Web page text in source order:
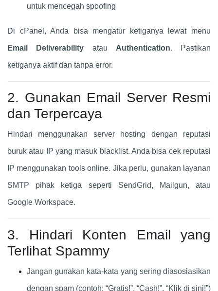
untuk mencegah spoofing
Di cPanel, Anda bisa mengatur ketiganya lewat menu
Email Deliverability atau Authentication. Pastikan
ketiganya aktif dan tanpa error.
2. Gunakan Email Server Resmi
dan Terpercaya
Hindari menggunakan server hosting dengan reputasi
buruk atau IP yang masuk blacklist. Anda bisa cek reputasi
IP menggunakan tools online. Jika perlu, gunakan layanan
SMTP pihak ketiga seperti SendGrid, Mailgun, atau
Google Workspace.
3. Hindari Konten Email yang
Terlihat Spammy
Jangan gunakan kata-kata yang sering diasosiasikan
dengan spam (contoh: “Gratis!”, “Cash!”, “Klik di sini!”)